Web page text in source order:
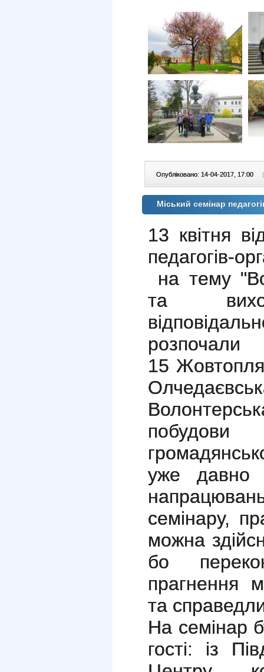
Опубліковано: 14-04-2017, 17:00 |
Міський семінар
13 квітня
педагогів-
на тему
та
15
уже давно
семінару,
можна
бо
прагнення
та
На семінар
гості: із